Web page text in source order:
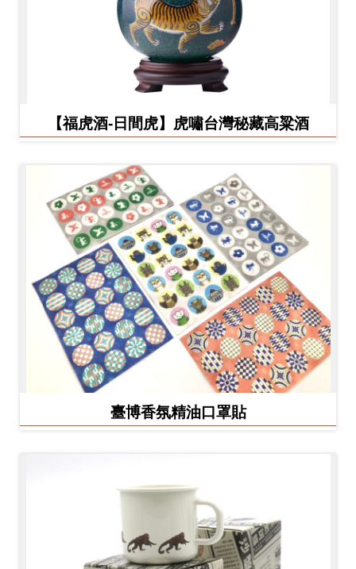
【福虎酒-日間虎】虎嘯台灣秘藏高粱酒
臺博香氛精油口罩貼